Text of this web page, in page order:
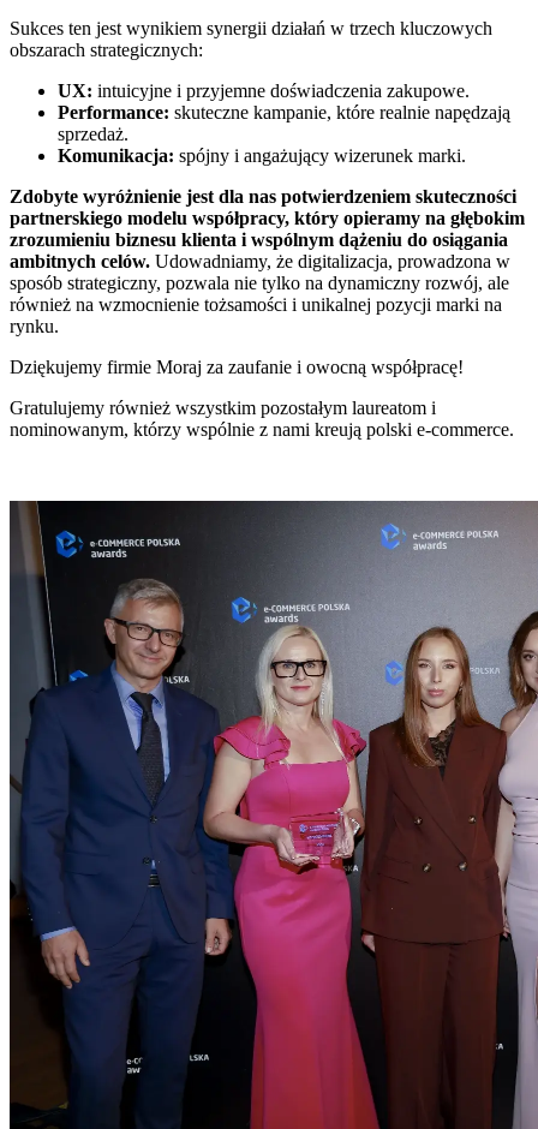
Sukces ten jest wynikiem synergii działań w trzech kluczowych
obszarach strategicznych:
UX: intuicyjne i przyjemne doświadczenia zakupowe.
Performance: skuteczne kampanie, które realnie napędzają
sprzedaż.
Komunikacja: spójny i angażujący wizerunek marki.
Zdobyte wyróżnienie jest dla nas potwierdzeniem skuteczności
partnerskiego modelu współpracy, który opieramy na głębokim
zrozumieniu biznesu klienta i wspólnym dążeniu do osiągania
ambitnych celów. Udowadniamy, że digitalizacja, prowadzona w
sposób strategiczny, pozwala nie tylko na dynamiczny rozwój, ale
również na wzmocnienie tożsamości i unikalnej pozycji marki na
rynku.
Dziękujemy firmie Moraj za zaufanie i owocną współpracę!
Gratulujemy również wszystkim pozostałym laureatom i
nominowanym, którzy wspólnie z nami kreują polski e-commerce.